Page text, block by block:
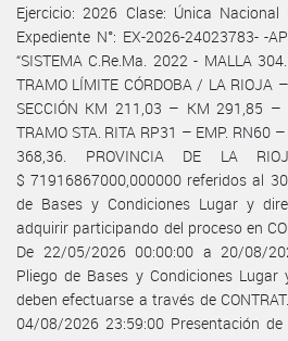
Ejercicio: 2026 Clase: Única
Expediente N°: EX-2026-24023783- -
“SISTEMA C.Re.Ma. 2022 - MALLA
TRAMO LÍMITE CÓRDOBA / LA RIOJA
SECCIÓN KM 211,03 – KM 291,85 –
TRAMO STA. RITA RP31 – EMP. RN60
368,36. PROVINCIA DE LA
$ 71916867000,000000 referidos al
de Bases y Condiciones Lugar y
adquirir participando del proceso en
De 22/05/2026 00:00:00 a 20/08/
Pliego de Bases y Condiciones Lugar
deben efectuarse a través de
04/08/2026 23:59:00 Presentación